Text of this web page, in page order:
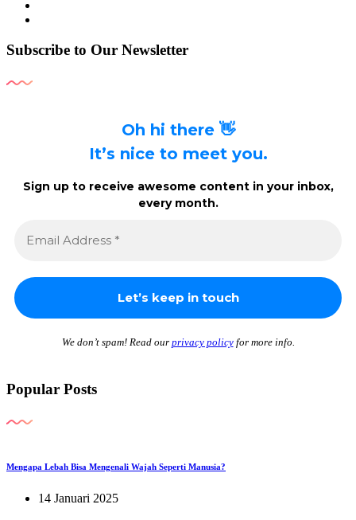
Subscribe to Our Newsletter
Oh hi there 👋
It’s nice to meet you.
Sign up to receive awesome content in your inbox,
every month.
We don’t spam! Read our privacy policyfor more info.
Popular Posts
Mengapa Lebah Bisa Mengenali Wajah Seperti Manusia?
14 Januari 2025